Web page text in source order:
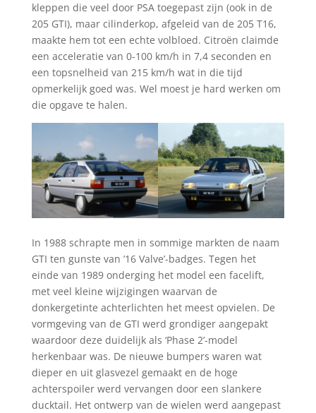
kleppen die veel door PSA toegepast zijn (ook in de
205 GTI), maar cilinderkop, afgeleid van de 205 T16,
maakte hem tot een echte volbloed. Citroën claimde
een acceleratie van 0-100 km/h in 7,4 seconden en
een topsnelheid van 215 km/h wat in die tijd
opmerkelijk goed was. Wel moest je hard werken om
die opgave te halen.
In 1988 schrapte men in sommige markten de naam
GTI ten gunste van ’16 Valve’-badges. Tegen het
einde van 1989 onderging het model een facelift,
met veel kleine wijzigingen waarvan de
donkergetinte achterlichten het meest opvielen. De
vormgeving van de GTI werd grondiger aangepakt
waardoor deze duidelijk als ‘Phase 2’-model
herkenbaar was. De nieuwe bumpers waren wat
dieper en uit glasvezel gemaakt en de hoge
achterspoiler werd vervangen door een slankere
ducktail. Het ontwerp van de wielen werd aangepast